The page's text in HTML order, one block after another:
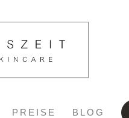
PREISE BLOG